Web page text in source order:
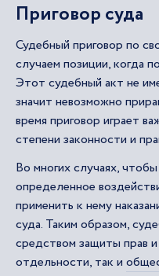
Приговор суда
Судебный приговор по
случаем позиции, когда
Этот судебный акт не
значит невозможно
время приговор играет
степени законности и
Во многих случаях,
определенное
применить к нему
суда. Таким образом,
средством защиты прав
отдельности, так и